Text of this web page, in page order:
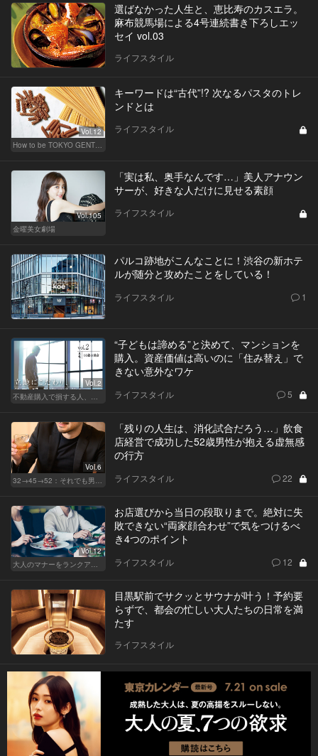
選ばなかった人生と、恵比寿のカスエラ。
麻布競馬場による4号連続書き下ろしエッ
セイ vol.03
ライフスタイル
Vol.12
キーワードは“古代”!? 次なるパスタのトレ
ンドとは
ライフスタイル
Vol.105
金曜美女劇場
「実は私、奥手なんです…」美人アナウン
サーが、好きな人だけに見せる素顔
ライフスタイル
パルコ跡地がこんなことに！渋谷の新ホテ
ルが随分と攻めたことをしている！
ライフスタイル 1
Vol.2
“子どもは諦める”と決めて、マンションを
購入。資産価値は高いのに「住み替え」で
きない意外なワケ
ライフスタイル 5
Vol.6
「残りの人生は、消化試合だろう…」飲食
店経営で成功した52歳男性が抱える虚無感
の行方
ライフスタイル 22
Vol.12
お店選びから当日の段取りまで。絶対に失
敗できない“両家顔合わせ”で気をつけるべ
き4つのポイント
ライフスタイル 12
目黒駅前でサクッとサウナが叶う！予約要
らずで、都会の忙しい大人たちの日常を満
たす
ライフスタイル